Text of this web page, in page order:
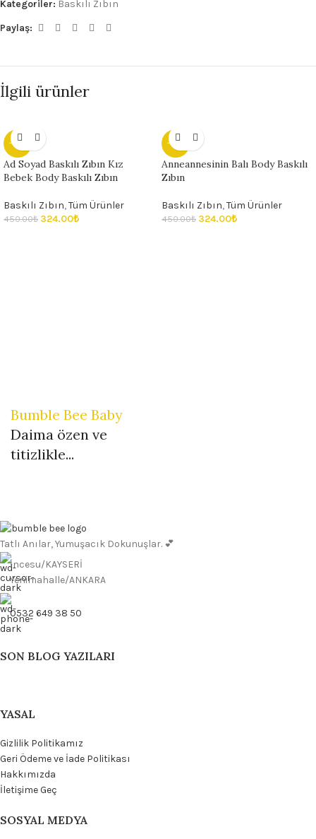
Kategoriler: Baskılı Zıbın
Paylaş:
İlgili ürünler
- 28%
Ad Soyad Baskılı Zıbın Kız
Bebek Body Baskılı Zıbın
Baskılı Zıbın,Tüm Ürünler
450.00₺ 324.00₺
- 28%
Anneannesinin Balı Body Baskılı
Zıbın
Baskılı Zıbın,Tüm Ürünler
450.00₺ 324.00₺
Bumble Bee Baby
Daima özen ve
titizlikle...
Tatlı Anılar, Yumuşacık Dokunuşlar. 💕
İncesu/KAYSERİ
Yenimahalle/ANKARA
0532 649 38 50
SON BLOG YAZILARI
YASAL
Gizlilik Politikamız
Geri Ödeme ve İade Politikası
Hakkımızda
İletişime Geç
SOSYAL MEDYA